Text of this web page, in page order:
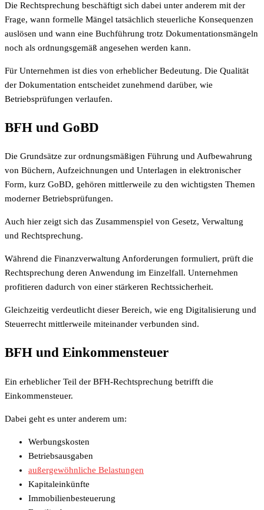
Die Rechtsprechung beschäftigt sich dabei unter anderem mit der
Frage, wann formelle Mängel tatsächlich steuerliche Konsequenzen
auslösen und wann eine Buchführung trotz Dokumentationsmängeln
noch als ordnungsgemäß angesehen werden kann.
Für Unternehmen ist dies von erheblicher Bedeutung. Die Qualität
der Dokumentation entscheidet zunehmend darüber, wie
Betriebsprüfungen verlaufen.
BFH und GoBD
Die Grundsätze zur ordnungsmäßigen Führung und Aufbewahrung
von Büchern, Aufzeichnungen und Unterlagen in elektronischer
Form, kurz GoBD, gehören mittlerweile zu den wichtigsten Themen
moderner Betriebsprüfungen.
Auch hier zeigt sich das Zusammenspiel von Gesetz, Verwaltung
und Rechtsprechung.
Während die Finanzverwaltung Anforderungen formuliert, prüft die
Rechtsprechung deren Anwendung im Einzelfall. Unternehmen
profitieren dadurch von einer stärkeren Rechtssicherheit.
Gleichzeitig verdeutlicht dieser Bereich, wie eng Digitalisierung und
Steuerrecht mittlerweile miteinander verbunden sind.
BFH und Einkommensteuer
Ein erheblicher Teil der BFH-Rechtsprechung betrifft die
Einkommensteuer.
Dabei geht es unter anderem um:
Werbungskosten
Betriebsausgaben
außergewöhnliche Belastungen
Kapitaleinkünfte
Immobilienbesteuerung